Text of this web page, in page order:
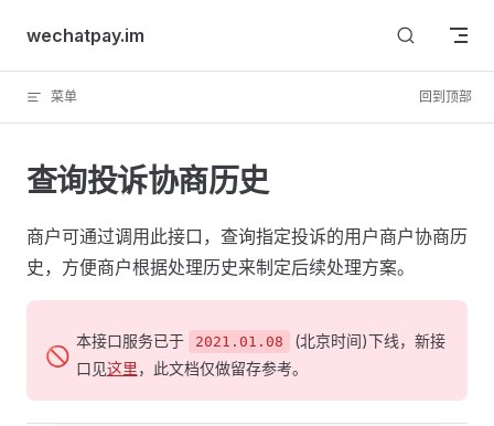
Skip to content
wechatpay.im
菜单 回到顶部
查询投诉协商历史
商户可通过调用此接口，查询指定投诉的用户商户协商历
史，方便商户根据处理历史来制定后续处理方案。
🚫
本接口服务已于 2021.01.08
(北京时间)下线，新接
口见这里，此文档仅做留存参考。